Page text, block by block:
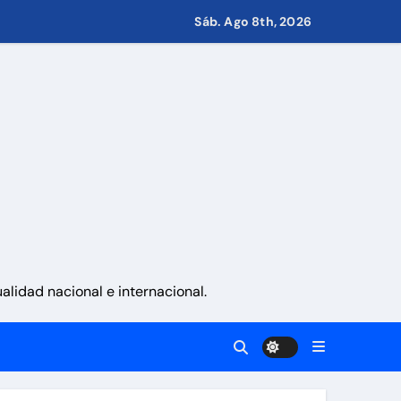
Condominio
propuestas desde las comunidades
a las familias de Venezuela
Sáb. Ago 8th, 2026
nacional e internacional.